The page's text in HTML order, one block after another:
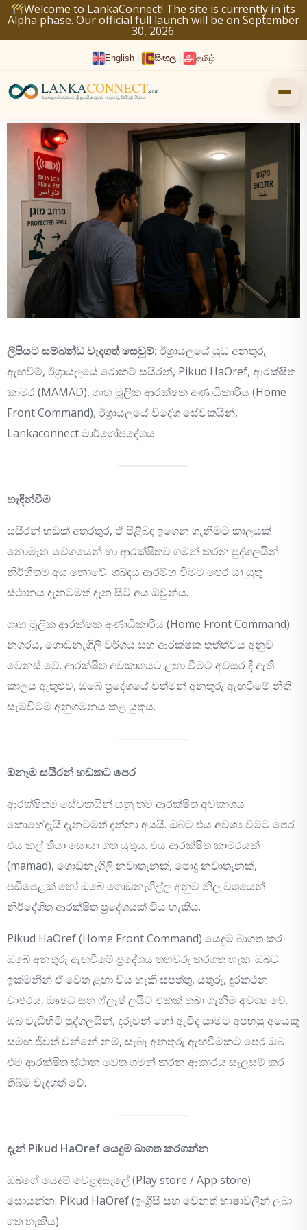
Welcome to LankaConnect! The site is currently in its
Alpha phase. Our official full launch will be on September
30, 2026.
English සිංහල தமிழ்
Skip
to
content
ලිපියට සම්බන්ධ වැදගත් සෙවුම්: ඊශ්‍රායලයේ යුධ අනතුරු
ඇඟවීම්, ඊශ්‍රායලයේ රොකට් සයිරන්, Pikud HaOref, ආරක්ෂිත
කාමර (MAMAD), ගෘහ මූලික ආරක්ෂක අණාධිකාරිය (Home
Front Command), ඊශ්‍රායලයේ විදේශ සේවකයින්,
Lankaconnect මාර්ගෝපදේශය
හැඳින්වීම
සයිරන් හඬක් අතරතුර, ඒ පිළිබඳ ඉගෙන ගැනීමට කාලයක්
නොමැත. වේගයෙන් හා ආරක්ෂිතව ගමන් කරන පුද්ගලයින්
නිර්භීතම අය නොවේ. ශබ්දය ආරම්භ වීමට පෙර යා යුතු
ස්ථානය දැනටමත් දැන සිටි අය ඔවුන්ය.
ගෘහ මූලික ආරක්ෂක අණාධිකාරිය (Home Front Command)
නගරය, ගොඩනැගිලි වර්ගය සහ ආරක්ෂක තත්ත්වය අනුව
වෙනස් වේ. ආරක්ෂිත අවකාශයට ළඟා වීමට අවසර දී ඇති
කාලය ඇතුළුව, ඔබේ ප්‍රදේශයේ වත්මන් අනතුරු ඇඟවීමේ නීති
සැමවිටම අනුගමනය කළ යුතුය.
ඕනෑම සයිරන් හඬකට පෙර
ආරක්ෂිතම සේවකයින් යනු තම ආරක්ෂිත අවකාශය
කොහේදැයි දැනටමත් දන්නා අයයි. ඔබට එය අවශ්‍ය වීමට පෙර
එය කල් තියා සොයා ගත යුතුය. එය ආරක්ෂිත කාමරයක්
(mamad), ගොඩනැගිලි නවාතැනක්, පොදු නවාතැනක්,
පඩිපෙළක් හෝ ඔබේ ගොඩනැගිල්ල අනුව නිල වශයෙන්
නිර්දේශිත ආරක්ෂිත ප්‍රදේශයක් විය හැකිය.
Pikud HaOref (Home Front Command) යෙදුම බාගත කර
ඔබේ අනතුරු ඇඟවීමේ ප්‍රදේශය තහවුරු කරගත හැක. ඔබට
ඉක්මනින් ඒ වෙත ළඟා විය හැකි සපත්තු, යතුරු, දුරකථන
චාජරය, ඖෂධ සහ ෆ්ලෑෂ් ලයිට් එකක් තබා ගැනීම අවශ්‍ය වේ.
ඔබ වැඩිහිටි පුද්ගලයින්, දරුවන් හෝ ඇවිද යාමට අපහසු අයෙකු
සමඟ ජීවත් වන්නේ නම්, සැබෑ අනතුරු ඇඟවීමකට පෙර ඔබ
එම ආරක්ෂිත ස්ථාන වෙත ගමන් කරන ආකාරය සැලසුම් කර
තිබීම වැදගත් වේ.
දැන් Pikud HaOref යෙදුම බාගත කරගන්න
ඔබගේ යෙදුම් වෙළඳසැලේ (Play store / App store)
සොයන්න: Pikud HaOref (ඉංග්‍රීසි සහ වෙනත් භාෂාවලින් ලබා
ගත හැකිය)